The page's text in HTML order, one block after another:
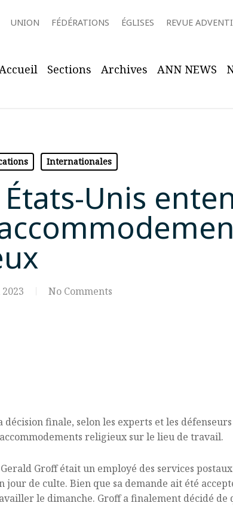
UNION FÉDÉRATIONS ÉGLISES REVUE
Accueil Sections Archives ANN NEWS
Internationales
Unis
No Comments
finale, selon les experts et les
religieux sur le lieu de travail.
Groff était un employé des services
de culte. Bien que sa demande ait été
le dimanche. Groff a finalement décidé